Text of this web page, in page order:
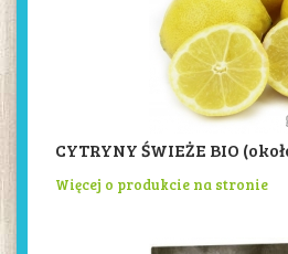
CYTRYNY ŚWIEŻE BIO
Więcej o produkcie na stronie